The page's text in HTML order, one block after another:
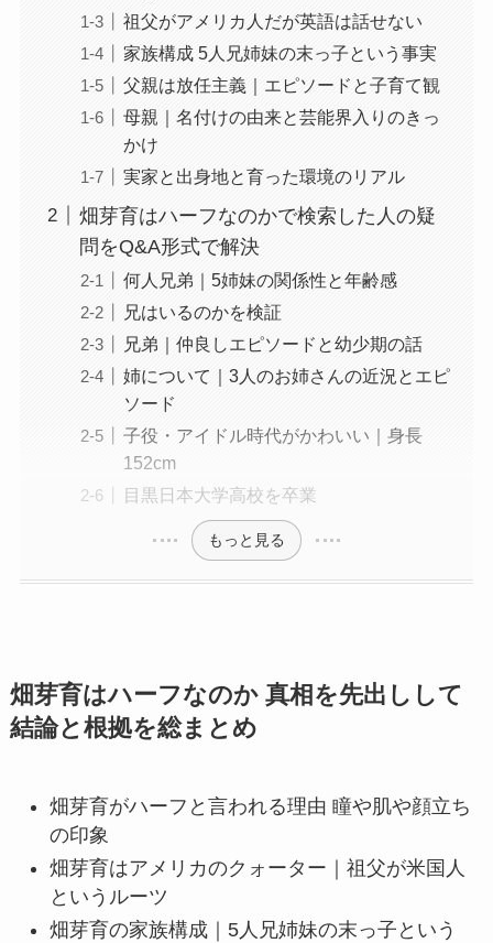
祖父がアメリカ人だが英語は話せない
家族構成 5人兄姉妹の末っ子という事実
父親は放任主義｜エピソードと子育て観
母親｜名付けの由来と芸能界入りのきっ
かけ
実家と出身地と育った環境のリアル
畑芽育はハーフなのかで検索した人の疑
問をQ&A形式で解決
何人兄弟｜5姉妹の関係性と年齢感
兄はいるのかを検証
兄弟｜仲良しエピソードと幼少期の話
姉について｜3人のお姉さんの近況とエピ
ソード
子役・アイドル時代がかわいい｜身長
152cm
目黒日本大学高校を卒業
もっと見る
畑芽育はハーフなのか 真相を先出しして
結論と根拠を総まとめ
畑芽育がハーフと言われる理由 瞳や肌や顔立ち
の印象
畑芽育はアメリカのクォーター｜祖父が米国人
というルーツ
畑芽育の家族構成｜5人兄姉妹の末っ子という